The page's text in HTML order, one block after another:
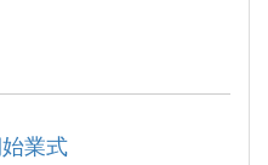
業式